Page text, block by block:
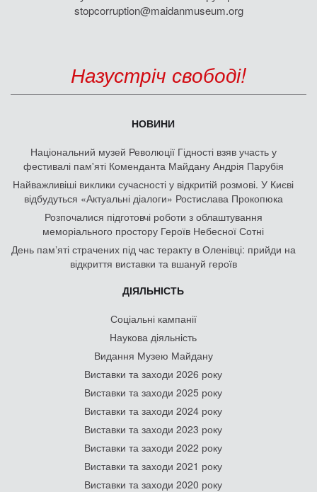
stopcorruption@maidanmuseum.org
Назустріч свободі!
НОВИНИ
Національний музей Революції Гідності взяв участь у
фестивалі пам'яті Коменданта Майдану Андрія Парубія
Найважливіші виклики сучасності у відкритій розмові. У Києві
відбудуться «Актуальні діалоги» Ростислава Прокопюка
Розпочалися підготовчі роботи з облаштування
меморіального простору Героїв Небесної Сотні
День памʼяті страчених під час теракту в Оленівці: прийди на
відкриття виставки та вшануй героїв
ДІЯЛЬНІСТЬ
Соціальні кампанії
Наукова діяльність
Видання Музею Майдану
Виставки та заходи 2026 року
Виставки та заходи 2025 року
Виставки та заходи 2024 року
Виставки та заходи 2023 року
Виставки та заходи 2022 року
Виставки та заходи 2021 року
Виставки та заходи 2020 року